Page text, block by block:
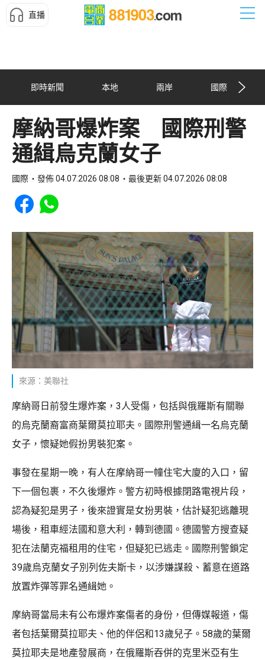
直播
即時新聞 本地 兩岸 國際
摩納哥爆炸案 國際刑警
通緝烏克蘭女子
國際 發佈 04.07.2026 08:08 最後更新 04.07.2026 08:08
Share to Facebook
Share to WhatsApp
來源：美聯社
摩納哥日前發生爆炸案，3人受傷，包括與俄羅斯有關聯
的烏克蘭裔富商葉爾莫拉耶夫。國際刑警通緝一名烏克蘭
女子，懷疑她假扮男裝犯案。
事發在星期一晚，有人在摩納哥一幢住宅大廈的入口，留
下一個包裹，不久後爆炸。警方初時根據閉路電視片段，
認為疑犯是男子，後來證實是女扮男裝，估計疑犯逃離現
場後，租車經法國和意大利，轉到德國。德國警方搜查疑
犯在法蘭克福租用的住宅，但疑犯已逃走。國際刑警鎖定
39歲烏克蘭女子別列佐夫斯卡，以涉嫌謀殺、蓄意在道路
放置炸彈等罪名通緝她。
摩納哥當局未有公布爆炸案傷者的身份，但傳媒報道，傷
者包括葉爾莫拉耶夫、他的伴侶和13歲兒子。58歲的葉爾
莫拉耶夫是地產發展商，在俄羅斯吞併的克里米亞有生